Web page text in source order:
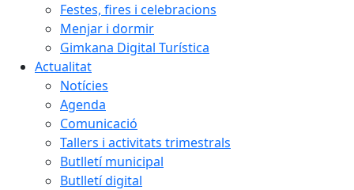
Festes, fires i celebracions
Menjar i dormir
Gimkana Digital Turística
Actualitat
Notícies
Agenda
Comunicació
Tallers i activitats trimestrals
Butlletí municipal
Butlletí digital